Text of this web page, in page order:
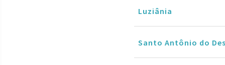
Luziânia
Santo Antônio do